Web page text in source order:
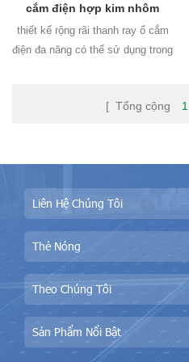
cắm điện hợp kim nhôm
thiết kế rộng rãi thanh ray ổ cắm
điện đa năng có thể sử dụng trong
off dễ sử dụng để tạo thêm không
trình sản xuất và nguyên liệu
sạch về
[ Tổng cộng 1
Liên Hệ Chúng Tôi
Thẻ Nóng
Theo Chúng Tôi
Sản Phẩm Nổi Bật